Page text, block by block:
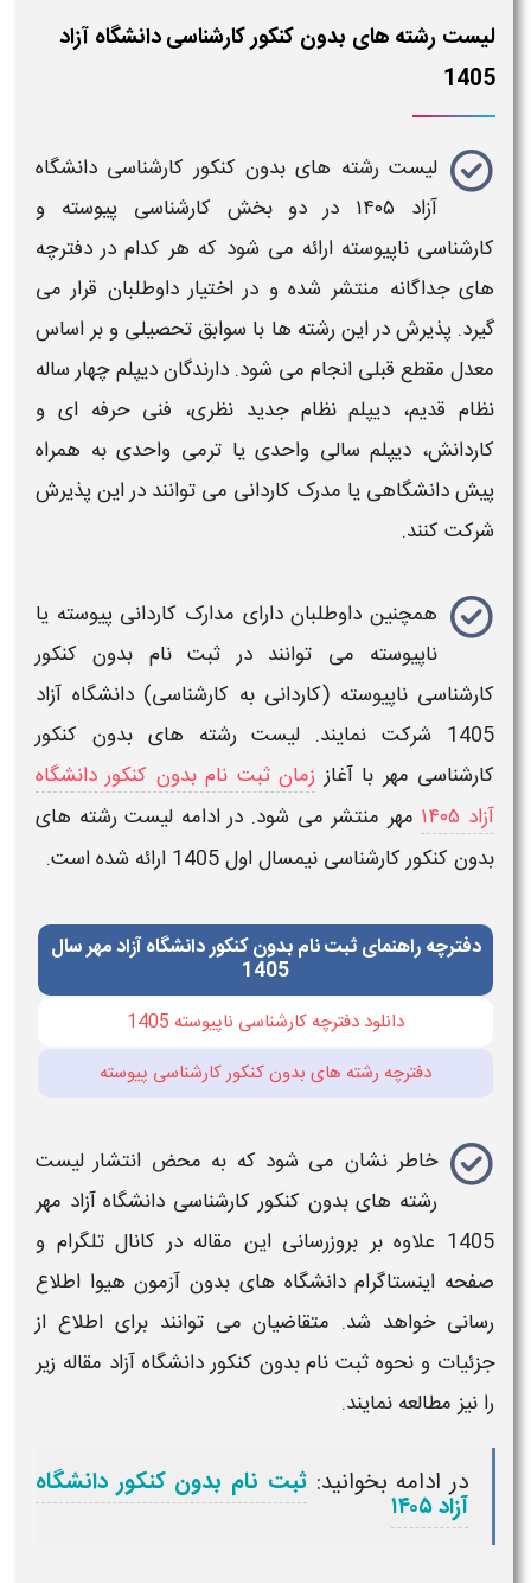
لیست رشته های بدون کنکور کارشناسی دانشگاه آزاد
1405
لیست رشته های بدون کنکور کارشناسی دانشگاه
آزاد ۱۴۰۵
در دو بخش کارشناسی پیوسته و
کارشناسی ناپیوسته ارائه می‌ شود که هر کدام در دفترچه‌
های جداگانه منتشر شده و در اختیار داوطلبان قرار می‌
گیرد. پذیرش در این رشته‌ ها با سوابق تحصیلی و بر اساس
معدل مقطع قبلی انجام می‌ شود. دارندگان دیپلم چهار ساله
نظام قدیم، دیپلم نظام جدید نظری، فنی حرفه‌ ای و
کاردانش، دیپلم سالی‌ واحدی یا ترمی‌ واحدی به همراه
پیش‌دانشگاهی یا مدرک کاردانی می‌ توانند در این پذیرش
شرکت کنند.
همچنین داوطلبان دارای مدارک کاردانی پیوسته یا
ناپیوسته می توانند درثبت نام بدون کنکور
کارشناسی ناپیوسته (کاردانی به کارشناسی) دانشگاه آزاد
1405 شرکت نمایند. لیست رشته های بدون کنکور
کارشناسی مهر با آغاز زمان ثبت نام بدون کنکور دانشگاه
آزاد ۱۴۰۵
مهر منتشر می شود. در ادامه لیست رشته های
بدون کنکور کارشناسی نیمسال اول 1405 ارائه شده است.
دفترچه راهنمای ثبت نام بدون کنکور دانشگاه آزاد مهر سال
1405
دانلود دفترچه کارشناسی ناپیوسته 1405
دفترچه رشته های بدون کنکور کارشناسی پیوسته
خاطر نشان می شود که به محض انتشارلیست
رشته های بدون کنکور کارشناسی دانشگاه آزاد مهر
1405 علاوه بر بروزرسانی این مقاله در کانال تلگرام و
صفحه اینستاگرامدانشگاه های بدون آزمون هیوا اطلاع
رسانی خواهد شد. متقاضیان می توانند برای اطلاع از
جزئیات و نحوه ثبت نام بدون کنکور دانشگاه آزاد مقاله زیر
را نیز مطالعه نمایند.
در ادامه بخوانید: ثبت نام بدون کنکور دانشگاه
آزاد ۱۴۰۵